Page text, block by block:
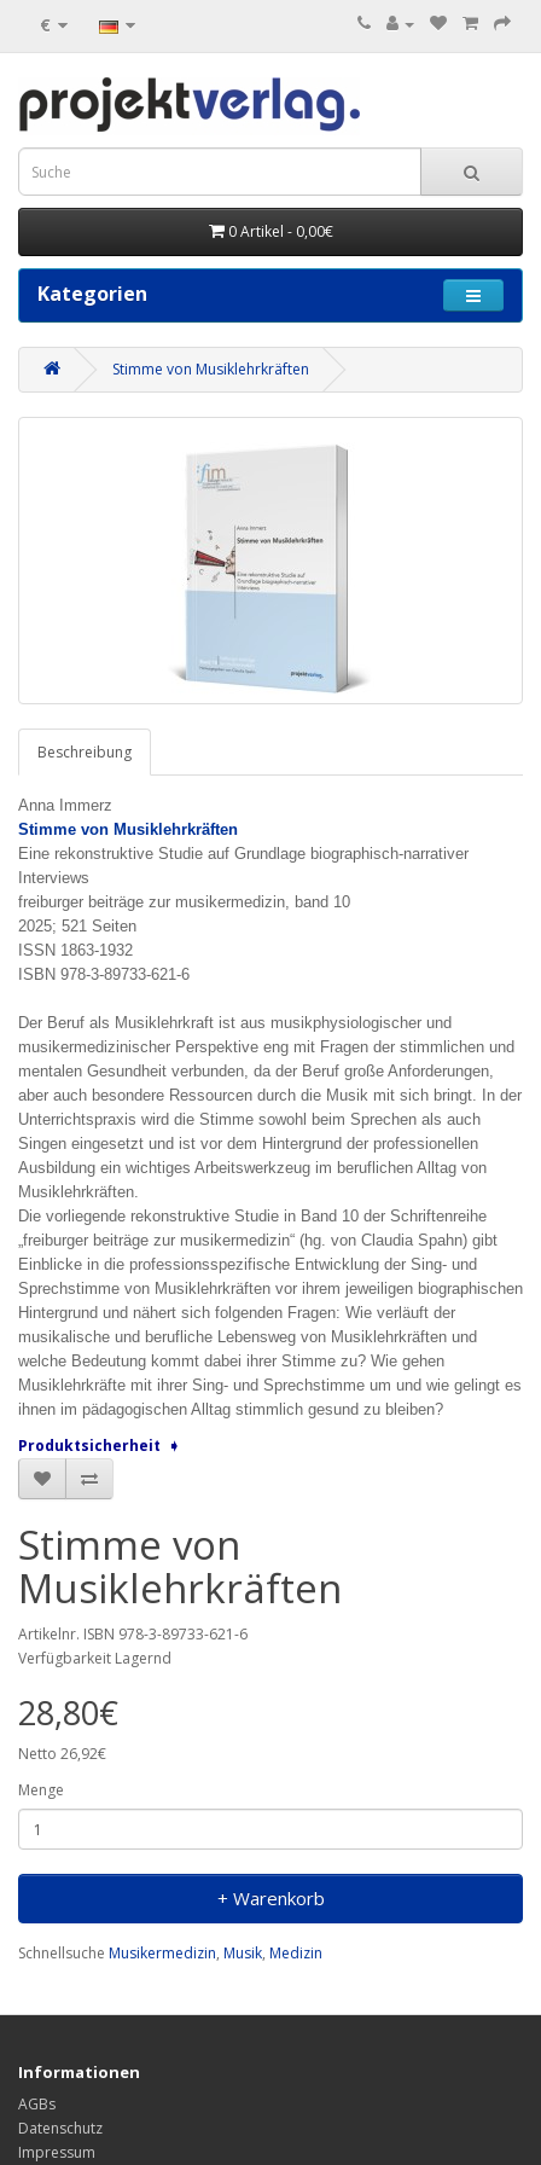
€
0 Artikel - 0,00€
Kategorien
Stimme von Musiklehrkräften
Beschreibung
Anna Immerz
Stimme von Musiklehrkräften
Eine rekonstruktive Studie auf Grundlage biographisch-narrativer
Interviews
freiburger beiträge zur musikermedizin, band 10
2025; 521 Seiten
ISSN 1863-1932
ISBN 978-3-89733-621-6
Der Beruf als Musiklehrkraft ist aus musikphysiologischer und
musikermedizinischer Perspektive eng mit Fragen der stimmlichen und
mentalen Gesundheit verbunden, da der Beruf große Anforderungen,
aber auch besondere Ressourcen durch die Musik mit sich bringt. In der
Unterrichtspraxis wird die Stimme sowohl beim Sprechen als auch
Singen eingesetzt und ist vor dem Hintergrund der professionellen
Ausbildung ein wichtiges Arbeitswerkzeug im beruflichen Alltag von
Musiklehrkräften.
Die vorliegende rekonstruktive Studie in Band 10 der Schriftenreihe
„freiburger beiträge zur musikermedizin“ (hg. von Claudia Spahn) gibt
Einblicke in die professionsspezifische Entwicklung der Sing- und
Sprechstimme von Musiklehrkräften vor ihrem jeweiligen biographischen
Hintergrund und nähert sich folgenden Fragen: Wie verläuft der
musikalische und berufliche Lebensweg von Musiklehrkräften und
welche Bedeutung kommt dabei ihrer Stimme zu? Wie gehen
Musiklehrkräfte mit ihrer Sing- und Sprechstimme um und wie gelingt es
ihnen im pädagogischen Alltag stimmlich gesund zu bleiben?
Produktsicherheit ➧
Stimme von
Musiklehrkräften
Artikelnr. ISBN 978-3-89733-621-6
Verfügbarkeit Lagernd
28,80€
Netto 26,92€
Menge
+ Warenkorb
Schnellsuche Musikermedizin, Musik, Medizin
Informationen
AGBs
Datenschutz
Impressum